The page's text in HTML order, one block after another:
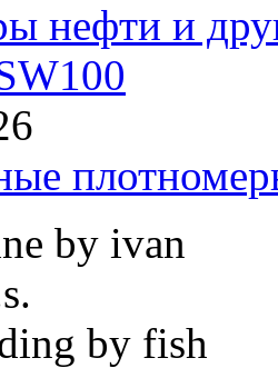
нефти и
by ivan
by fish